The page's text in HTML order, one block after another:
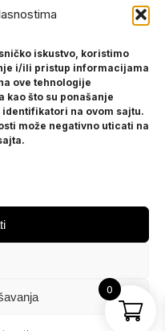
iskustvo, koristimo
i/ili pristup informacijama
ove tehnologije
kao što su ponašanje
na ovom sajtu.
može negativno uticati na
0